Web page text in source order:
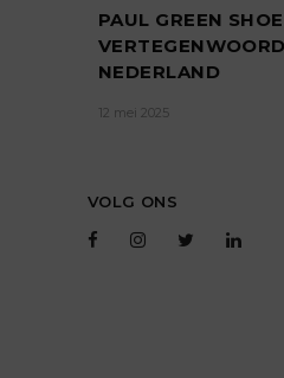
PAUL GREEN
NEDERLAND
12 mei 2025
VOLG ONS